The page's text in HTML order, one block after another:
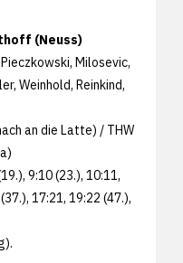
(Neuss)
Milosevic,
Weinhold, Reinkind,
an die Latte) / THW
9:10 (23.), 10:11,
17:21, 19:22 (47.),